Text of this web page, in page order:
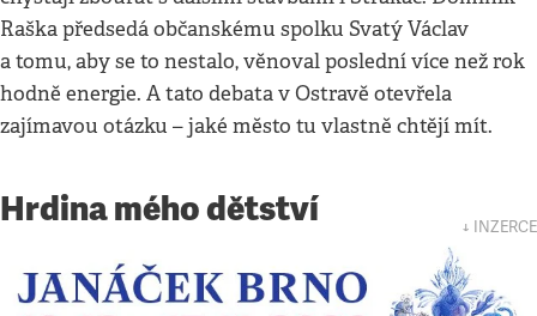
Raška předsedá občanskému spolku Svatý Václav
a tomu, aby se to nestalo, věnoval poslední více než rok
hodně energie. A tato debata v Ostravě otevřela
zajímavou otázku – jaké město tu vlastně chtějí mít.
Hrdina mého dětství ↓ INZERCE